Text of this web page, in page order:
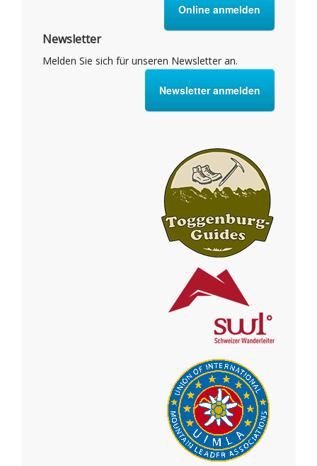
Online anmelden
Newsletter
Melden Sie sich für unseren Newsletter an.
Newsletter anmelden